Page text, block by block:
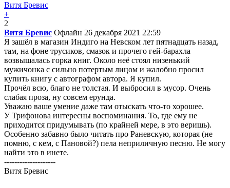
Витя Бревис
+
2
Витя Бревис Офлайн 26 декабря 2021 22:59
Я зашёл в магазин Индиго на Невском лет пятнадцать назад,
там, на фоне трусиков, смазок и прочего гей-барахла
возвышалась горка книг. Около неё стоял низенький
мужичонка с сильно потертым лицом и жалобно просил
купить книгу с автографом автора. Я купил.
Прочёл всю, благо не толстая. И выбросил в мусор. Очень
слабая проза, ну совсем ерунда.
Уважаю ваше умение даже там отыскать что-то хорошее.
У Трифонова интересны воспоминания. То, где ему не
приходится придумывать (по крайней мере, в это веришь).
Особенно забавно было читать про Раневскую, которая (не
помню, с кем, с Пановой?) пела неприличную песню. Не могу
найти это в инете.
--------------------
Витя Бревис